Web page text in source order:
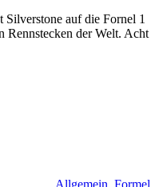
Silverstone auf die Fornel 1
Rennstecken der Welt. Acht